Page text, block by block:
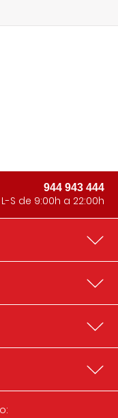
944 943 444
L-S de 9:00h a 22:00h